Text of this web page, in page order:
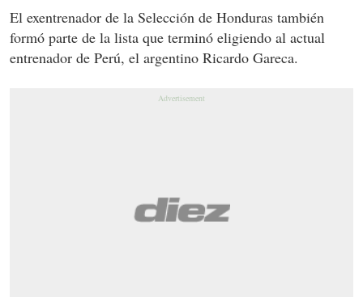
El exentrenador de la Selección de Honduras también
formó parte de la lista que terminó eligiendo al actual
entrenador de Perú, el argentino Ricardo Gareca.